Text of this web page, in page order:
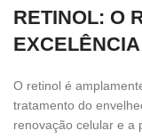
RETINOL: O
EXCELÊNCIA
O retinol é
tratamento do
renovação celular e a